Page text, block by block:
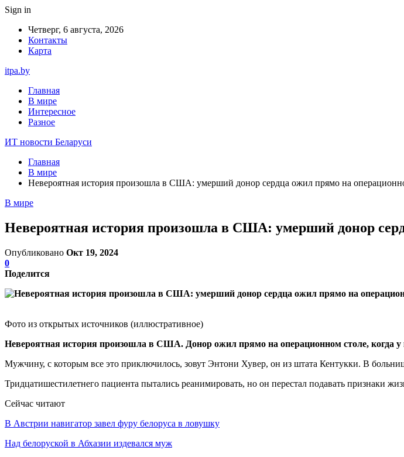
Sign in
Четверг, 6 августа, 2026
Контакты
Карта
itpa.by
Главная
В мире
Интересное
Разное
ИТ новости Беларуси
Главная
В мире
Невероятная история произошла в США: умерший донор сердца ожил прямо на
В мире
Невероятная история произошла в США: умерший донор
Опубликовано Окт 19, 2024
0
Поделится
Фото из открытых источников (иллюстративное)
Невероятная история произошла в США. Донор ожил прямо на операционном столе, когда
Мужчину, с которым все это приключилось, зовут Энтони Хувер, он из штата Кентукки. В
Тридцатишестилетнего пациента пытались реанимировать, но он перестал подавать признаки
Сейчас читают
В Австрии навигатор завел фуру белоруса в ловушку
Над белоруской в Абхазии издевался муж